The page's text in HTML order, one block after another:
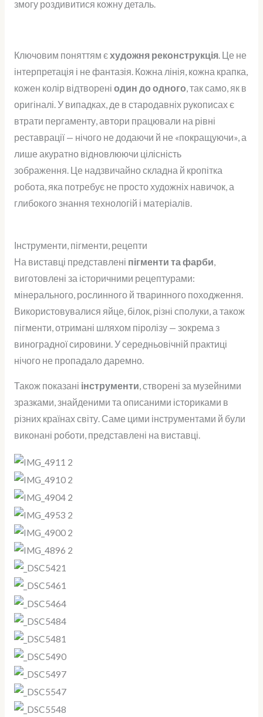
змогу роздивитися кожну деталь.
Ключовим поняттям єхудожня реконструкція. Це не
інтерпретація і не фантазія. Кожна лінія, кожна крапка,
кожен колір відтворені один до одного, так само, як в
оригіналі. У випадках, де в стародавніх рукописах є
втрати пергаменту, автори працювали на рівні
реставрації — нічого не додаючи й не «покращуючи», а
лише акуратно відновлюючи цілісність
зображення. Це надзвичайно складна й кропітка
робота, яка потребує не просто художніх навичок, а
глибокого знання технологій і матеріалів.
Інструменти, пігменти, рецепти
На виставці представлені пігменти та фарби,
виготовлені за історичними рецептурами:
мінерального, рослинного й тваринного походження.
Використовувалися яйце, білок, різні сполуки, а також
пігменти, отримані шляхом піролізу — зокрема з
виноградної сировини. У середньовічній практиці
нічого не пропадало даремно.
Також показані інструменти, створені за музейними
зразками, знайденими та описаними істориками в
різних країнах світу. Саме цими інструментами й були
виконані роботи, представлені на виставці.